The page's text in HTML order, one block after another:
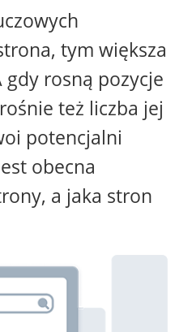
tym większa
rosną pozycje
też liczba jej
potencjalni
obecna
a jaka stron